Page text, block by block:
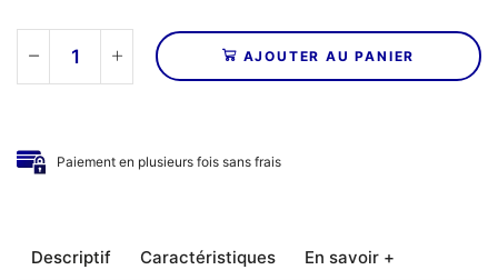
quantité
de
-
T7X
AJOUTER AU PANIER
Paiement en plusieurs fois sans frais
Descriptif Caractéristiques En savoir +